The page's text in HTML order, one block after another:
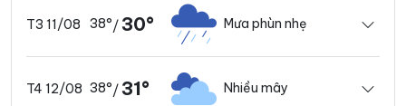
T3 11/08 38°/30° Mưa phùn nhẹ
T4 12/08 38°/31° Nhiều mây